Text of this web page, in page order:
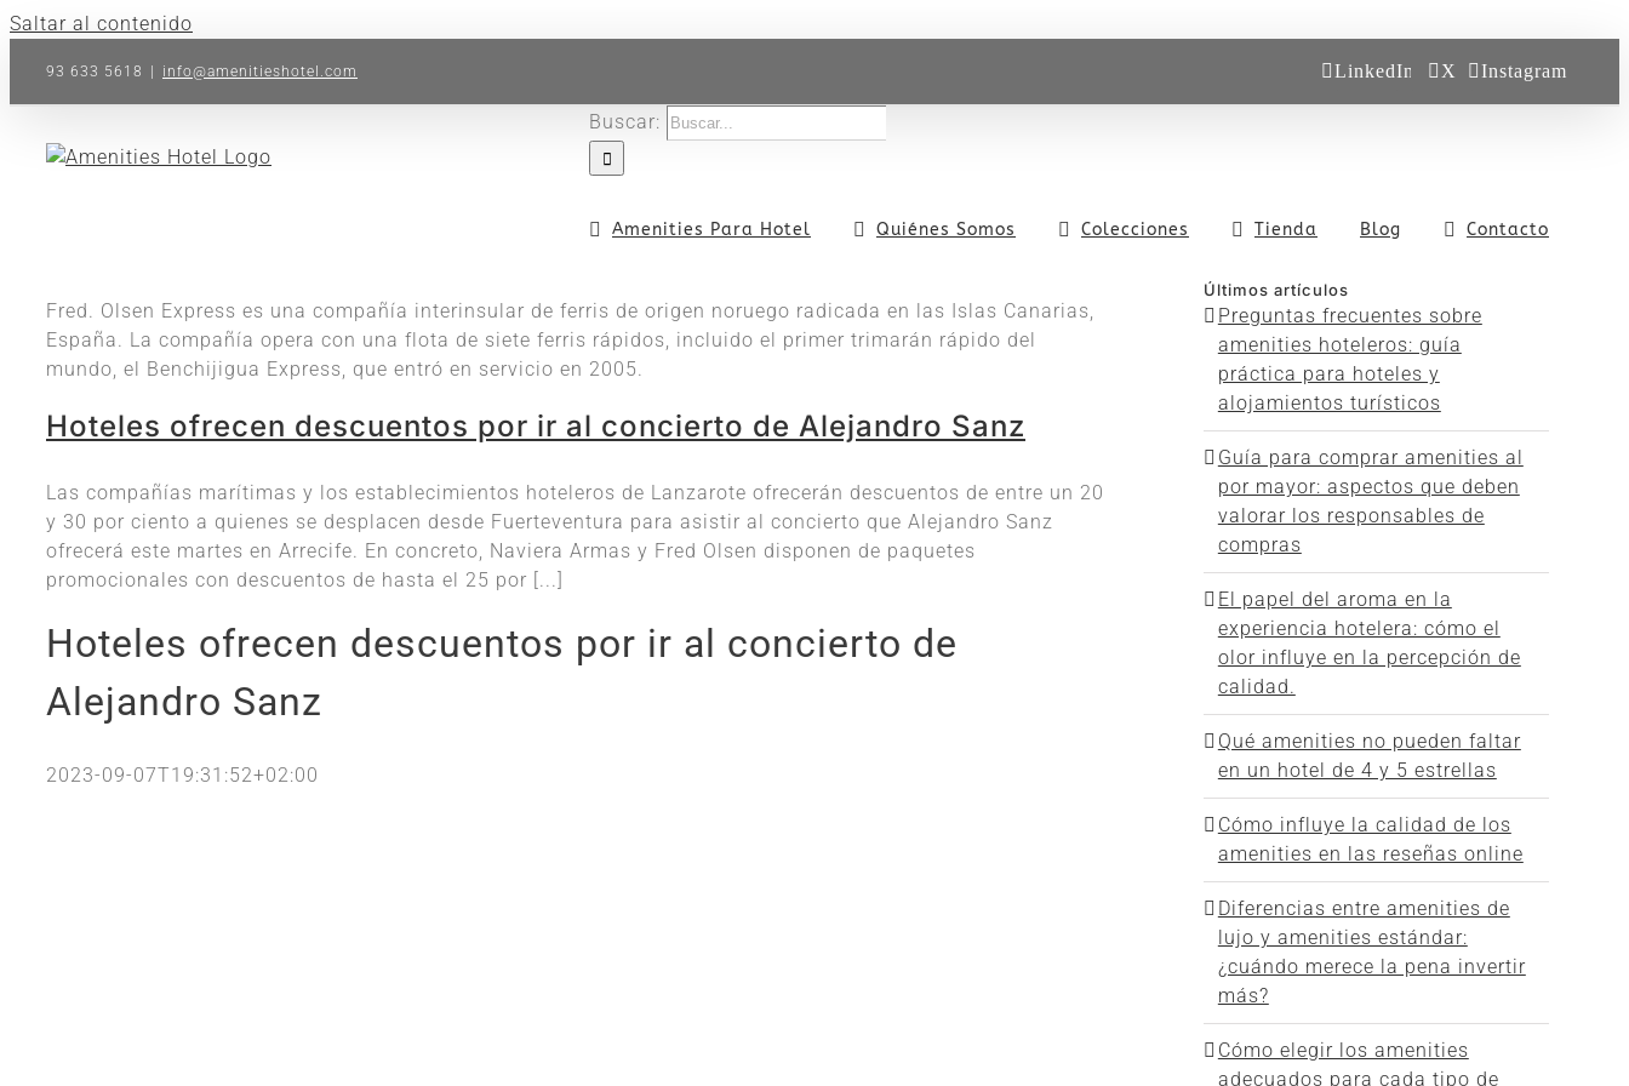
Saltar al contenido
93 633 5618 info@amenitieshotel.com LinkedIn X Instagram
Buscar:
Amenities Para Hotel Quiénes Somos Colecciones Tienda Blog Contacto
Fred. Olsen Express es una compañía interinsular de ferris de origen noruego radicada en las Islas Canarias,
España. La compañía opera con una flota de siete ferris rápidos, incluido el primer trimarán rápido del
mundo, el Benchijigua Express, que entró en servicio en 2005.
Hoteles ofrecen descuentos por ir al concierto de Alejandro Sanz
Las compañías marítimas y los establecimientos hoteleros de Lanzarote ofrecerán descuentos de entre un 20
y 30 por ciento a quienes se desplacen desde Fuerteventura para asistir al concierto que Alejandro Sanz
ofrecerá este martes en Arrecife. En concreto, Naviera Armas y Fred Olsen disponen de paquetes
promocionales con descuentos de hasta el 25 por [...]
Hoteles ofrecen descuentos por ir al concierto de
Alejandro Sanz
2023-09-07T19:31:52+02:00
Últimos artículos
Preguntas frecuentes sobre
amenities hoteleros: guía
práctica para hoteles y
alojamientos turísticos
Guía para comprar amenities al
por mayor: aspectos que deben
valorar los responsables de
compras
El papel del aroma en la
experiencia hotelera: cómo el
olor influye en la percepción de
calidad.
Qué amenities no pueden faltar
en un hotel de 4 y 5 estrellas
Cómo influye la calidad de los
amenities en las reseñas online
Diferencias entre amenities de
lujo y amenities estándar:
¿cuándo merece la pena invertir
más?
Cómo elegir los amenities
adecuados para cada tipo de